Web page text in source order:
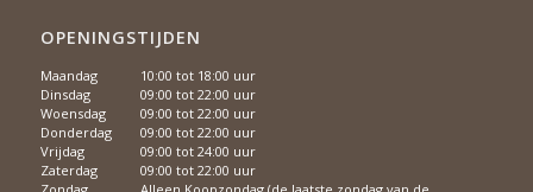
OPENINGSTIJDEN
Maandag
Dinsdag
Woensdag
Donderdag
Vrijdag
Zaterdag
10:00 tot 18:00 uur
09:00 tot 22:00 uur
09:00 tot 22:00 uur
09:00 tot 22:00 uur
09:00 tot 24:00 uur
09:00 tot 22:00 uur